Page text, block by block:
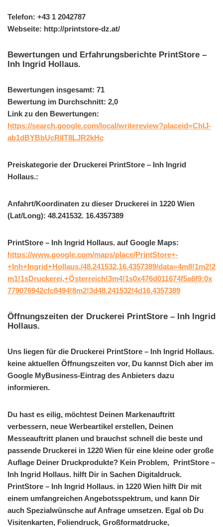
Telefon: +43 1 2042787
Webseite: http://printstore-dz.at/
Bewertungen und Erfahrungsberichte PrintStore –
Inh Ingrid Hollaus.
Bewertungen insgesamt: 71
Bewertung im Durchschnitt: 2,0
Link zu den Bewertungen:
https://search.google.com/local/writereview?placeid=ChIJ-
ab1dBYBbUcRlIT8LJR2kHc
Preiskategorie der Druckerei PrintStore – Inh Ingrid
Hollaus.:
Anfahrt/Koordinaten zu dieser Druckerei in 1220 Wien
(Lat/Long): 48.241532. 16.4357389
PrintStore – Inh Ingrid Hollaus. auf Google Maps:
https://www.google.com/maps/place/PrintStore+-
+Inh+Ingrid+Hollaus./48.241532,16.4357389/data=4m8!1m2!2
m1!1sDruckerei,+Österreich!3m4!1s0x476d011674f5a6f9:0x
779076942cfc8494!8m2!3d48.241532!4d16.4357389
Öffnungszeiten der Druckerei PrintStore – Inh Ingrid
Hollaus.
Uns liegen für die Druckerei PrintStore – Inh Ingrid Hollaus.
keine aktuellen Öffnungszeiten vor, Du kannst Dich aber im
Google MyBusiness-Eintrag des Anbieters dazu
informieren.
Du hast es eilig, möchtest Deinen Markenauftritt
verbessern, neue Werbeartikel erstellen, Deinen
Messeauftritt planen und brauchst schnell die beste und
passende Druckerei in 1220 Wien für eine kleine oder große
Auflage Deiner Druckprodukte? Kein Problem, PrintStore –
Inh Ingrid Hollaus. hilft Dir in Sachen Digitaldruck.
PrintStore – Inh Ingrid Hollaus. in 1220 Wien hilft Dir mit
einem umfangreichen Angebotsspektrum, und kann Dir
auch Spezialwünsche auf Anfrage umsetzen. Egal ob Du
Visitenkarten, Foliendruck, Großformatdrucke,